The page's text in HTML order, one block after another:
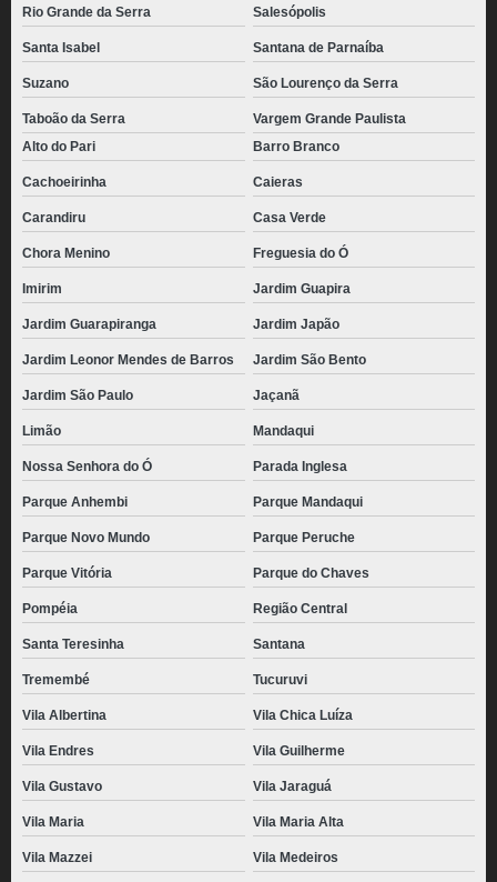
Rio Grande da Serra Salesópolis
Santa Isabel Santana de Parnaíba
Suzano São Lourenço da Serra
Taboão da Serra
Vargem Grande Paulista
Alto do Pari
Barro Branco
Cachoeirinha Caieras
Carandiru Casa Verde
Chora Menino Freguesia do Ó
Imirim Jardim Guapira
Jardim Guarapiranga Jardim Japão
Jardim Leonor Mendes de Barros Jardim São Bento
Jardim São Paulo Jaçanã
Limão Mandaqui
Nossa Senhora do Ó Parada Inglesa
Parque Anhembi Parque Mandaqui
Parque Novo Mundo Parque Peruche
Parque Vitória Parque do Chaves
Pompéia Região Central
Santa Teresinha Santana
Tremembé Tucuruvi
Vila Albertina Vila Chica Luíza
Vila Endres Vila Guilherme
Vila Gustavo Vila Jaraguá
Vila Maria Vila Maria Alta
Vila Mazzei Vila Medeiros